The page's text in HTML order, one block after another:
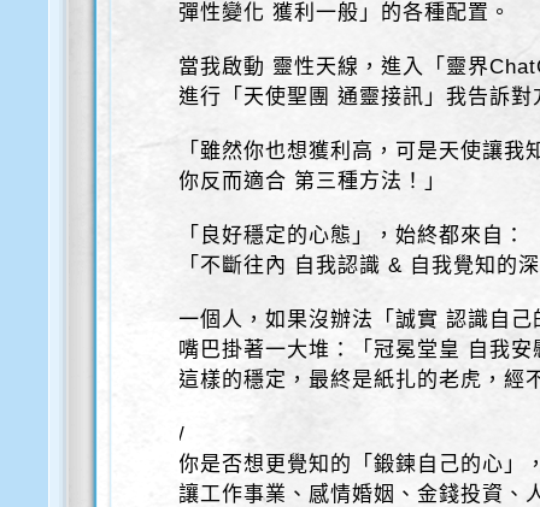
彈性變化 獲利一般」的各種配置。
當我啟動 靈性天線，進入「靈界
進行「天使聖團 通靈接訊」我告訴對
「雖然你也想獲利高，可是天使讓我
你反而適合 第三種方法！」
「良好穩定的心態」，始終都來自：
「不斷往內 自我認識 & 自我覺知的
一個人，如果沒辦法「誠實 認識自己
嘴巴掛著一大堆：「冠冕堂皇 自我安
這樣的穩定，最終是紙扎的老虎，經
/
你是否想更覺知的「鍛鍊自己的心」
讓工作事業、感情婚姻、金錢投資、